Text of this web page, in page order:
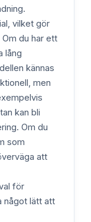
vilket gör
du har ett
lång
kännas
men
kan bli
Om du
som
att
för
något lätt att